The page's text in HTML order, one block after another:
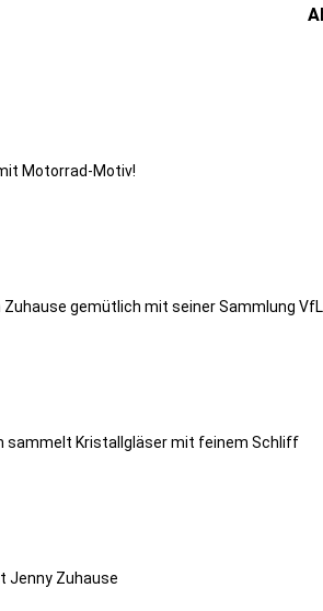
Motorrad-Motiv!
gemütlich mit seiner Sammlung
sammelt Kristallgläser mit feinem Schliff
Jenny Zuhause